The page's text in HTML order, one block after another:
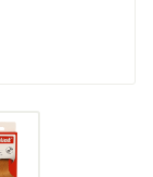
larger image